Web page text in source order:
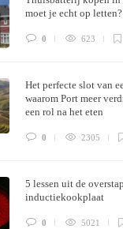
moet je echt op letten?
0 623
Het perfecte slot van
waarom Port meer
een rol na het eten
0 2305
5 lessen uit de
inductiekookplaat
0 5021